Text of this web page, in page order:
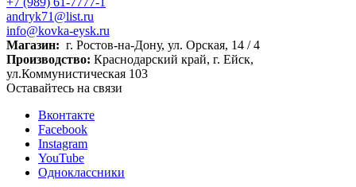
andryk71@list.ru
info@kovka-eysk.ru
Магазин: г. Ростов-на-Дону, ул. Орская, 14 / 4
Производство: Краснодарский край, г. Ейск,
ул.Коммунистическая 103
Оставайтесь на связи
Вконтакте
Facebook
Instagram
YouTube
Одноклассники